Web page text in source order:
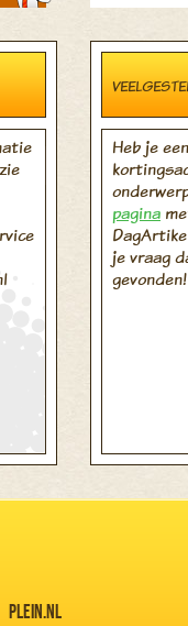
Heb je
pagina
je vraag
gevonden!
PLEIN.NL